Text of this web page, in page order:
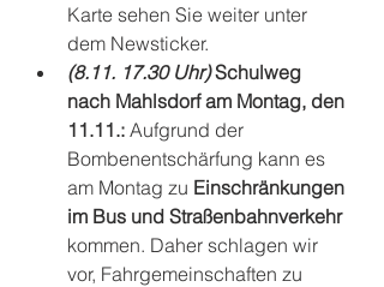
Karte sehen Sie weiter unter
dem Newsticker.
(8.11. 17.30 Uhr) Schulweg
nach Mahlsdorf am Montag, den
11.11.: Aufgrund der
Bombenentschärfung kann es
am Montag zu Einschränkungen
im Bus und Straßenbahnverkehr
kommen. Daher schlagen wir
vor, Fahrgemeinschaften zu